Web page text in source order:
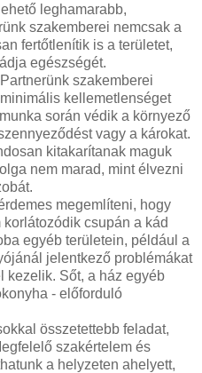
leghamarabb,
szakemberei nemcsak a
fertőtlenítik is a területet,
egészségét.
szakemberei
kellemetlenséget
során védik a környező
vagy a károkat.
kitakarítanak maguk
nem marad, mint élvezni
megemlíteni, hogy
csupán a kád
egyéb területein, például a
jelentkező problémákat
kezelik. Sőt, a ház egyéb
- előforduló
összetettebb feladat,
szakértelem és
a helyzeten ahelyett,